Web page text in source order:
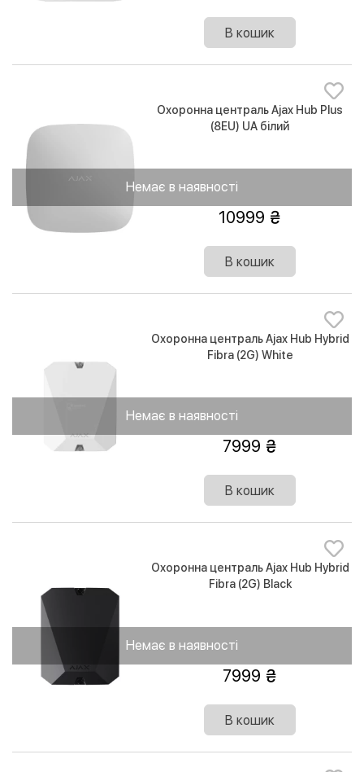
В кошик
Немає в наявності
Охоронна централь Ajax Hub Plus
(8EU) UA білий
10999
В кошик
Немає в наявності
Охоронна централь Ajax Hub Hybrid
Fibra (2G) White
7999
В кошик
Немає в наявності
Охоронна централь Ajax Hub Hybrid
Fibra (2G) Black
7999
В кошик